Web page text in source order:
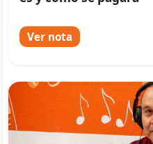
Ver nota